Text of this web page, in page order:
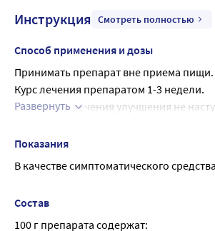
Инструкция Смотреть полностью
Способ применения и дозы
Принимать препарат вне приема пищи.
Курс лечения препаратом 1-3 недели.
Если после лечения улучшения не
которые указаны в инструкции.
Развернуть
Показания
В качестве симптоматического
Состав
100 г препарата содержат: